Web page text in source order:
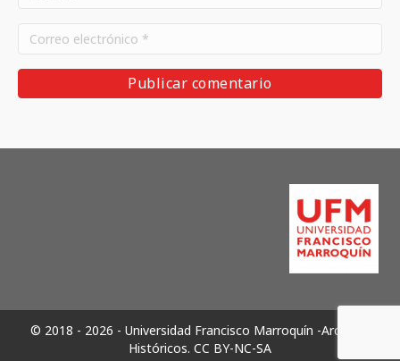
© 2018 - 2026 - Universidad Francisco Marroquín -Archivos
Históricos. CC BY-NC-SA